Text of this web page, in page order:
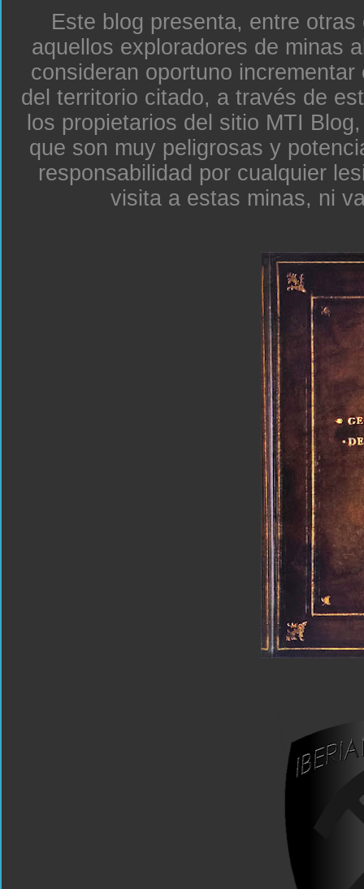
Este blog presenta, entre
aquellos exploradores de minas
consideran oportuno
del territorio citado, a través de
los propietarios del sitio MTI
que son muy peligrosas y
responsabilidad por cualquier
visita a estas minas, ni